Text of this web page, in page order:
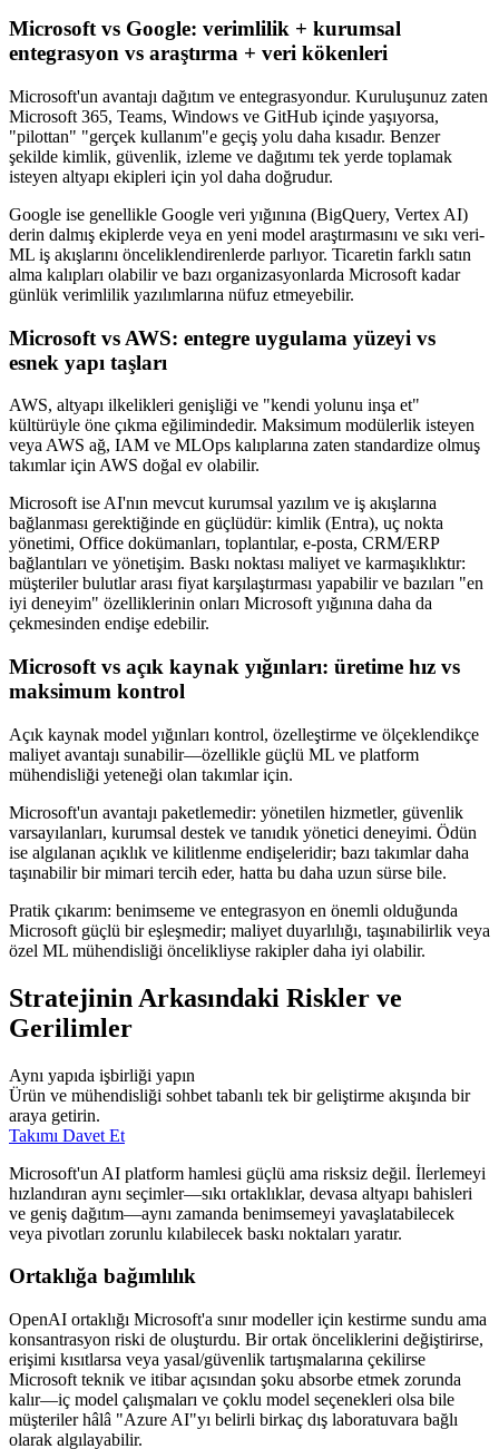
Microsoft vs Google: verimlilik + kurumsal
entegrasyon vs araştırma + veri kökenleri
Microsoft'un avantajı dağıtım ve entegrasyondur. Kuruluşunuz zaten
Microsoft 365, Teams, Windows ve GitHub içinde yaşıyorsa,
"pilottan" "gerçek kullanım"e geçiş yolu daha kısadır. Benzer
şekilde kimlik, güvenlik, izleme ve dağıtımı tek yerde toplamak
isteyen altyapı ekipleri için yol daha doğrudur.
Google ise genellikle Google veri yığınına (BigQuery, Vertex AI)
derin dalmış ekiplerde veya en yeni model araştırmasını ve sıkı veri-
ML iş akışlarını önceliklendirenlerde parlıyor. Ticaretin farklı satın
alma kalıpları olabilir ve bazı organizasyonlarda Microsoft kadar
günlük verimlilik yazılımlarına nüfuz etmeyebilir.
Microsoft vs AWS: entegre uygulama yüzeyi vs
esnek yapı taşları
AWS, altyapı ilkelikleri genişliği ve "kendi yolunu inşa et"
kültürüyle öne çıkma eğilimindedir. Maksimum modülerlik isteyen
veya AWS ağ, IAM ve MLOps kalıplarına zaten standardize olmuş
takımlar için AWS doğal ev olabilir.
Microsoft ise AI'nın mevcut kurumsal yazılım ve iş akışlarına
bağlanması gerektiğinde en güçlüdür: kimlik (Entra), uç nokta
yönetimi, Office dokümanları, toplantılar, e-posta, CRM/ERP
bağlantıları ve yönetişim. Baskı noktası maliyet ve karmaşıklıktır:
müşteriler bulutlar arası fiyat karşılaştırması yapabilir ve bazıları "en
iyi deneyim" özelliklerinin onları Microsoft yığınına daha da
çekmesinden endişe edebilir.
Microsoft vs açık kaynak yığınları: üretime hız vs
maksimum kontrol
Açık kaynak model yığınları kontrol, özelleştirme ve ölçeklendikçe
maliyet avantajı sunabilir—özellikle güçlü ML ve platform
mühendisliği yeteneği olan takımlar için.
Microsoft'un avantajı paketlemedir: yönetilen hizmetler, güvenlik
varsayılanları, kurumsal destek ve tanıdık yönetici deneyimi. Ödün
ise algılanan açıklık ve kilitlenme endişeleridir; bazı takımlar daha
taşınabilir bir mimari tercih eder, hatta bu daha uzun sürse bile.
Pratik çıkarım: benimseme ve entegrasyon en önemli olduğunda
Microsoft güçlü bir eşleşmedir; maliyet duyarlılığı, taşınabilirlik veya
özel ML mühendisliği öncelikliyse rakipler daha iyi olabilir.
Stratejinin Arkasındaki Riskler ve
Gerilimler
Aynı yapıda işbirliği yapın
Ürün ve mühendisliği sohbet tabanlı tek bir geliştirme akışında bir
araya getirin.
Takımı Davet Et
Microsoft'un AI platform hamlesi güçlü ama risksiz değil. İlerlemeyi
hızlandıran aynı seçimler—sıkı ortaklıklar, devasa altyapı bahisleri
ve geniş dağıtım—aynı zamanda benimsemeyi yavaşlatabilecek
veya pivotları zorunlu kılabilecek baskı noktaları yaratır.
Ortaklığa bağımlılık
OpenAI ortaklığı Microsoft'a sınır modeller için kestirme sundu ama
konsantrasyon riski de oluşturdu. Bir ortak önceliklerini değiştirirse,
erişimi kısıtlarsa veya yasal/güvenlik tartışmalarına çekilirse
Microsoft teknik ve itibar açısından şoku absorbe etmek zorunda
kalır—iç model çalışmaları ve çoklu model seçenekleri olsa bile
müşteriler hâlâ "Azure AI"yı belirli birkaç dış laboratuvara bağlı
olarak algılayabilir.